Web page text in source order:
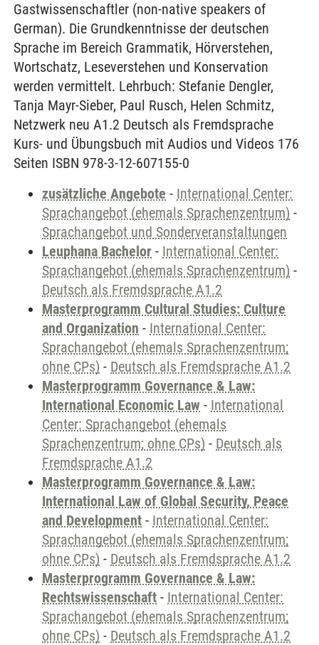
Gastwissenschaftler (non-native speakers of
German). Die Grundkenntnisse der deutschen
Sprache im Bereich Grammatik, Hörverstehen,
Wortschatz, Leseverstehen und Konservation
werden vermittelt. Lehrbuch: Stefanie Dengler,
Tanja Mayr-Sieber, Paul Rusch, Helen Schmitz,
Netzwerk neu A1.2 Deutsch als Fremdsprache
Kurs- und Übungsbuch mit Audios und Videos 176
Seiten ISBN 978-3-12-607155-0
zusätzliche Angebote - International Center:
Sprachangebot (ehemals Sprachenzentrum) -
Sprachangebot und Sonderveranstaltungen
Leuphana Bachelor - International Center:
Sprachangebot (ehemals Sprachenzentrum) -
Deutsch als Fremdsprache A1.2
Masterprogramm Cultural Studies: Culture
and Organization - International Center:
Sprachangebot (ehemals Sprachenzentrum;
ohne CPs) - Deutsch als Fremdsprache A1.2
Masterprogramm Governance & Law:
International Economic Law - International
Center: Sprachangebot (ehemals
Sprachenzentrum; ohne CPs) - Deutsch als
Fremdsprache A1.2
Masterprogramm Governance & Law:
International Law of Global Security, Peace
and Development - International Center:
Sprachangebot (ehemals Sprachenzentrum;
ohne CPs) - Deutsch als Fremdsprache A1.2
Masterprogramm Governance & Law:
Rechtswissenschaft - International Center:
Sprachangebot (ehemals Sprachenzentrum;
ohne CPs) - Deutsch als Fremdsprache A1.2